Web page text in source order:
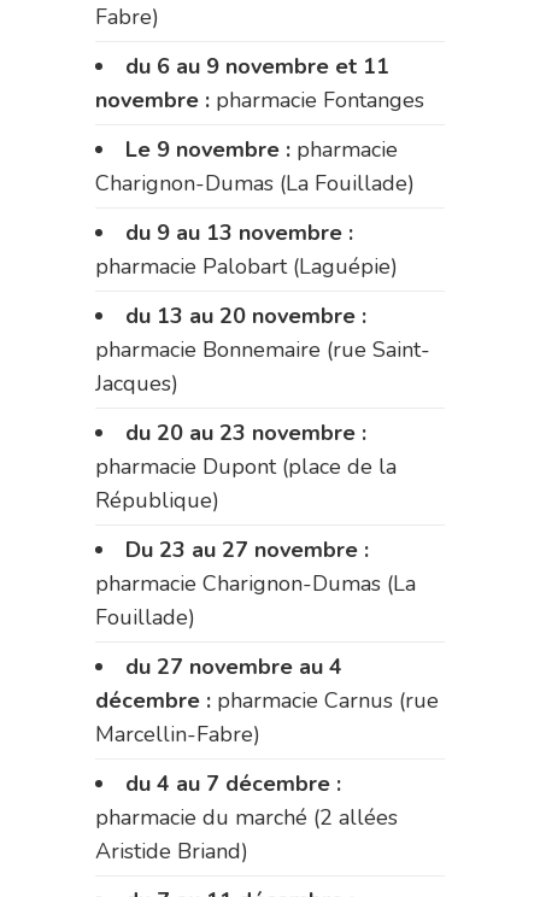
Fabre)
du 6 au 9 novembre et 11
novembre : pharmacie Fontanges
Le 9 novembre : pharmacie
Charignon-Dumas (La Fouillade)
du 9 au 13 novembre :
pharmacie Palobart (Laguépie)
du 13 au 20 novembre :
pharmacie Bonnemaire (rue Saint-
Jacques)
du 20 au 23 novembre :
pharmacie Dupont (place de la
République)
Du 23 au 27 novembre :
pharmacie Charignon-Dumas (La
Fouillade)
du 27 novembre au 4
décembre : pharmacie Carnus (rue
Marcellin-Fabre)
du 4 au 7 décembre :
pharmacie du marché (2 allées
Aristide Briand)